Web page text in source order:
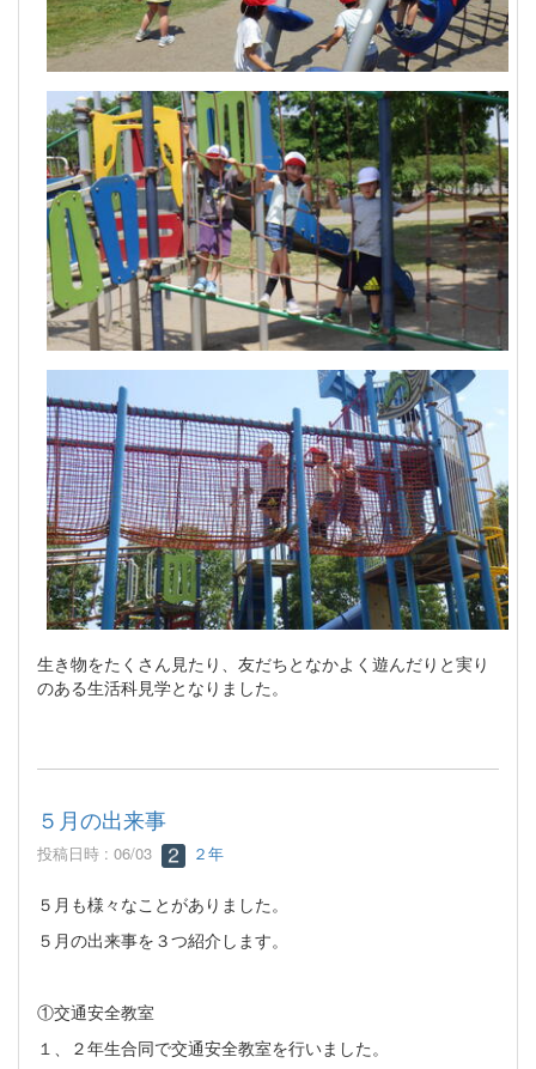
生き物をたくさん見たり、友だちとなかよく遊んだりと実り
のある生活科見学となりました。
５月の出来事
投稿日時 : 06/03 ２年
５月も様々なことがありました。
５月の出来事を３つ紹介します。
①交通安全教室
１、２年生合同で交通安全教室を行いました。